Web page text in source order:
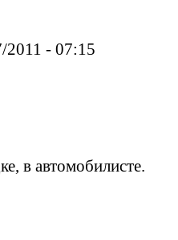
2011 - 07:15
в автомобилисте.